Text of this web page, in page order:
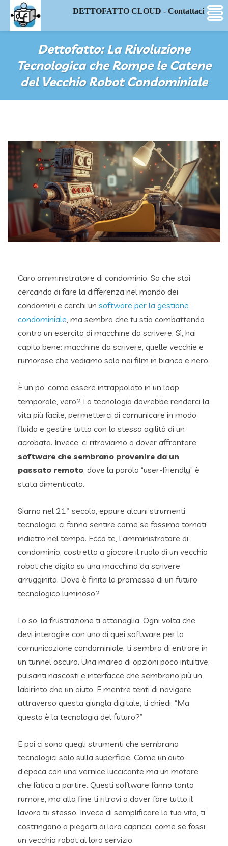
Dettofatto: La Rivoluzione
Tecnologica che Rompe le Catene
del Vecchio Robot Condominiale
Caro amministratore di condominio. So che stai
cercando di fare la differenza nel mondo dei
condomini e cerchi un software per la gestione
condominiale , ma sembra che tu stia combattendo
contro un esercito di macchine da scrivere. Sì, hai
capito bene: macchine da scrivere, quelle vecchie e
rumorose che vediamo solo nei film in bianco e nero.
È un po’ come essere intrappolato in un loop
temporale, vero? La tecnologia dovrebbe renderci la
vita più facile, permetterci di comunicare in modo
fluido e gestire tutto con la stessa agilità di un
acrobata. Invece, ci ritroviamo a dover affrontare
software che sembrano provenire da un
passato remoto , dove la parola “user-friendly” è
stata dimenticata.
Siamo nel 21° secolo, eppure alcuni strumenti
tecnologici ci fanno sentire come se fossimo tornati
indietro nel tempo. Ecco te, l’amministratore di
condominio, costretto a giocare il ruolo di un vecchio
robot che digita su una macchina da scrivere
arrugginita. Dove è finita la promessa di un futuro
tecnologico luminoso?
Lo so, la frustrazione ti attanaglia. Ogni volta che
devi interagire con uno di quei software per la
comunicazione condominiale, ti sembra di entrare in
un tunnel oscuro. Una marea di opzioni poco intuitive,
pulsanti nascosti e interfacce che sembrano più un
labirinto che un aiuto. E mentre tenti di navigare
attraverso questa giungla digitale, ti chiedi: “Ma
questa è la tecnologia del futuro?”
E poi ci sono quegli strumenti che sembrano
tecnologici solo sulla superficie. Come un’auto
d’epoca con una vernice luccicante ma un motore
che fatica a partire. Questi software fanno tanto
rumore, ma alla fine ti ritrovi a dover fare tutto il
lavoro tu stesso. Invece di semplificare la tua vita, ti
costringono a piegarti ai loro capricci, come se fossi
un vecchio robot al loro servizio.
DETTOFATTO CLOUD - Contattaci